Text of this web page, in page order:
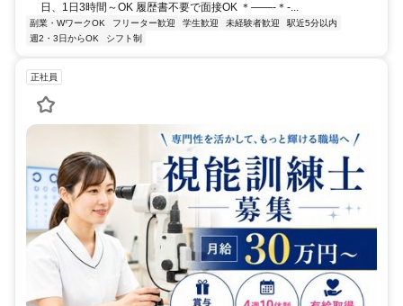
日、1日3時間～OK 履歴書不要で面接OK ＊――-＊-...
副業・WワークOK フリーター歓迎 学生歓迎 未経験者歓迎
駅近5分以内
週2・3日からOK
シフト制
正社員